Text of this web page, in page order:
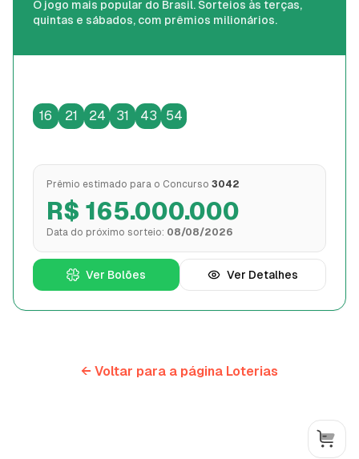
O jogo mais popular do Brasil. Sorteios às terças,
quintas e sábados, com prêmios milionários.
16 21 24 31 43 54
Prêmio estimado para o Concurso 3042
R$ 165.000.000
Data do próximo sorteio: 08/08/2026
Ver Bolões Ver Detalhes
← Voltar para a página Loterias